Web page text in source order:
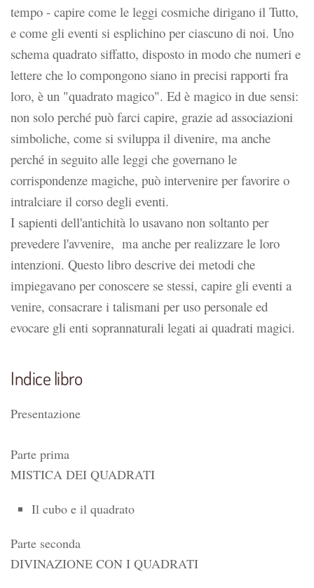
tempo - capire come le leggi cosmiche dirigano il Tutto,
e come gli eventi si esplichino per ciascuno di noi. Uno
schema quadrato siffatto, disposto in modo che numeri e
lettere che lo compongono siano in precisi rapporti fra
loro, è un "quadrato magico". Ed è magico in due sensi:
non solo perché può farci capire, grazie ad associazioni
simboliche, come si sviluppa il divenire, ma anche
perché in seguito alle leggi che governano le
corrispondenze magiche, può intervenire per favorire o
intralciare il corso degli eventi.
I sapienti dell'antichità lo usavano non soltanto per
prevedere l'avvenire, ma anche per realizzare le loro
intenzioni. Questo libro descrive dei metodi che
impiegavano per conoscere se stessi, capire gli eventi a
venire, consacrare i talismani per uso personale ed
evocare gli enti soprannaturali legati ai quadrati magici.
Indice libro
Presentazione
Parte prima
MISTICA DEI QUADRATI
Il cubo e il quadrato
Parte seconda
DIVINAZIONE CON I QUADRATI